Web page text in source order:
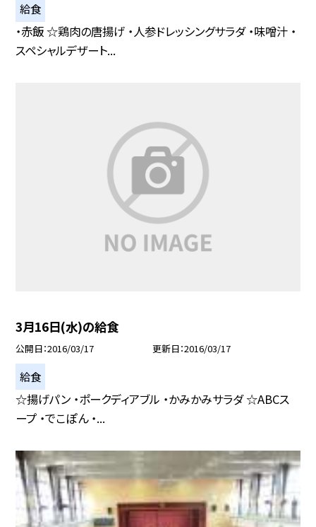
給食
・赤飯 ☆鶏肉の唐揚げ ・人参ドレッシングサラダ ・味噌汁 ・
スペシャルデザート...
3月16日(水)の給食
公開日 2016/03/17 更新日 2016/03/17
給食
☆揚げパン ・ポークディアブル ・かみかみサラダ ☆ABCス
ープ ・でこぽん ・...